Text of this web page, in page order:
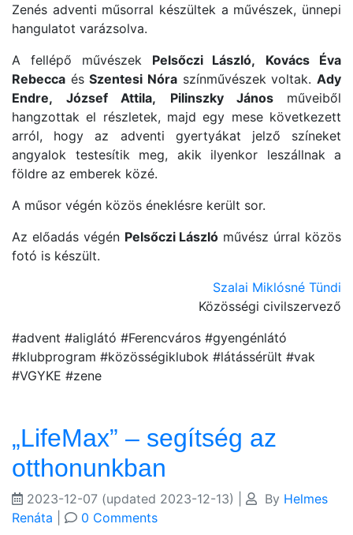
Zenés adventi műsorral készültek a művészek, ünnepi
hangulatot varázsolva.
A fellépő művészek Pelsőczi László,
Kovács Éva
Rebecca ésSzentesi Nóra színművészek voltak.Ady
Endre,
József Attila, Pilinszky Jánosműveiből
hangzottak el részletek, majd egy mese következett
arról, hogy az adventi gyertyákat jelző színeket
angyalok testesítik meg, akik ilyenkor leszállnak a
földre az emberek közé.
A műsor végén közös éneklésre került sor.
Az előadás végén Pelsőczi László művész úrral közös
fotó is készült.
Szalai Miklósné Tündi
Közösségi civilszervező
#advent #aliglátó #Ferencváros #gyengénlátó
#klubprogram #közösségiklubok #látássérült #vak
#VGYKE #zene
„LifeMax” – segítség az
otthonunkban
2023-12-07 (updated 2023-12-13) By Helmes
Renáta
0 Comments